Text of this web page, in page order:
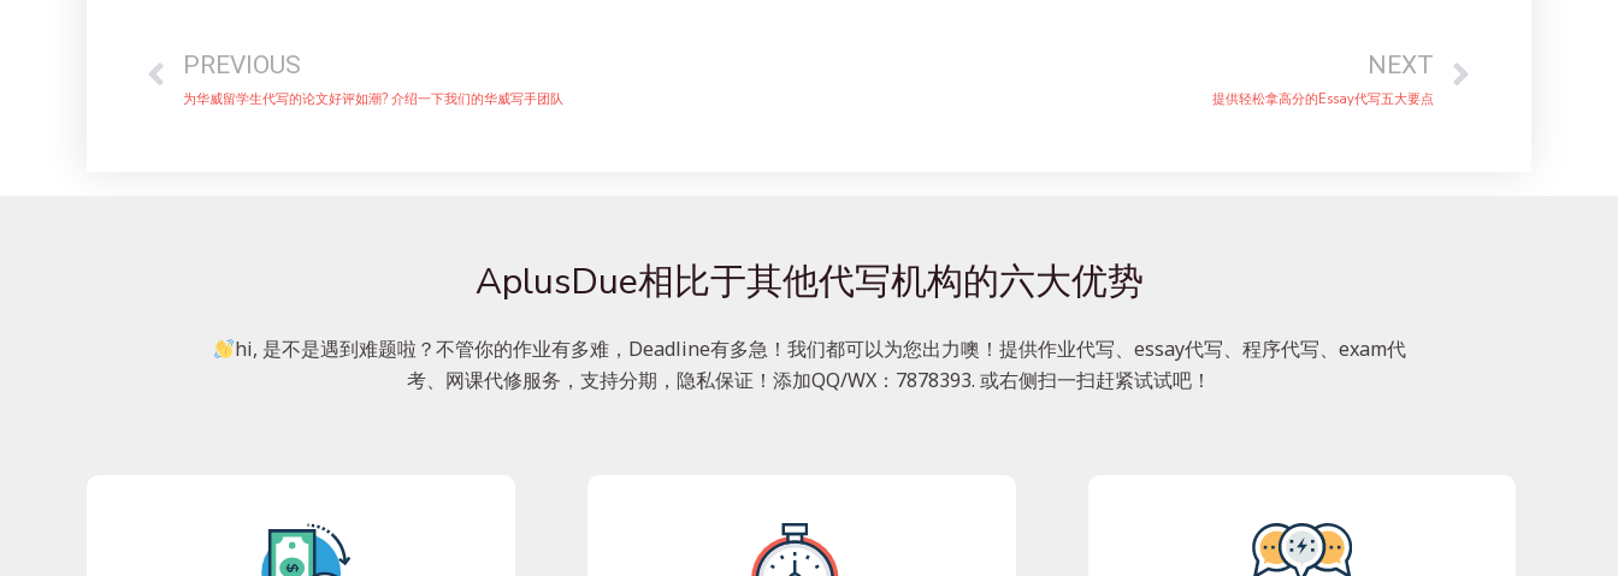
PREVIOUS
为华威留学生代写的论文好评如潮? 介绍一下我们的华威写手团队
NEXT
提供轻松拿高分的Essay代写五大要点
AplusDue相比于其他代写机构的六大优势
hi, 是不是遇到难题啦？不管你的作业有多难，Deadline有多急！我们都可以为您出力噢！提供作业代写、essay代写、程序代写、exam代
考、网课代修服务，支持分期，隐私保证！添加QQ/WX：7878393. 或右侧扫一扫赶紧试试吧！